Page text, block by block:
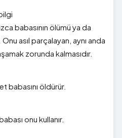
babasının ölümü ya da
asıl parçalayan, aynı anda
zorunda kalmasıdır.
babasını öldürür.
onu kullanır.